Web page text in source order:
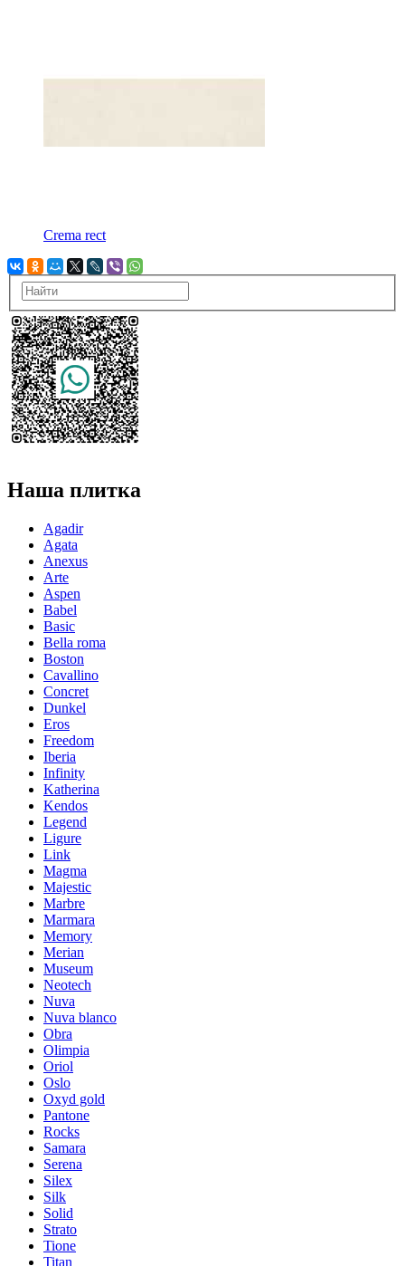
Crema rect
Наша плитка
Agadir
Agata
Anexus
Arte
Aspen
Babel
Basic
Bella roma
Boston
Cavallino
Concret
Dunkel
Eros
Freedom
Iberia
Infinity
Katherina
Kendos
Legend
Ligure
Link
Magma
Majestic
Marbre
Marmara
Memory
Merian
Museum
Neotech
Nuva
Nuva blanco
Obra
Olimpia
Oriol
Oslo
Oxyd gold
Pantone
Rocks
Samara
Serena
Silex
Silk
Solid
Strato
Tione
Titan